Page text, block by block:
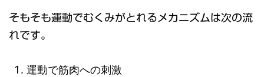
そもそも運動でむくみがとれるメカニズムは次の流
れです。
運動で筋肉への刺激